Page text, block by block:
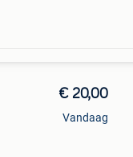
€ 20,00
Vandaag